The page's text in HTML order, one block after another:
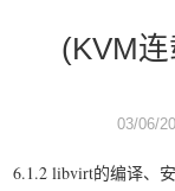
(KVM
03/06/
6.1.2 libvirt的编译、